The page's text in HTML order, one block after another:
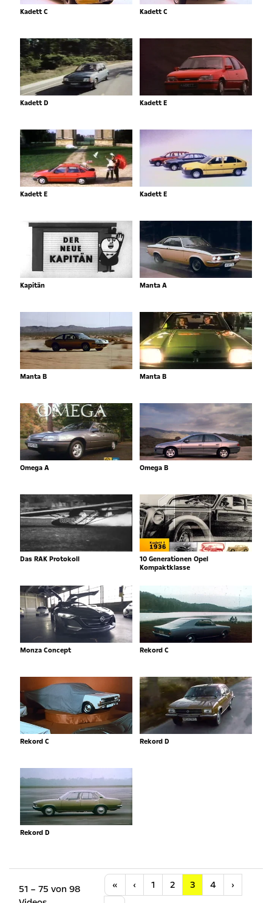
Kadett C Kadett C
Kadett D Kadett E
Kadett E Kadett E
Kapitän Manta A
Manta B Manta B
Omega A Omega B
Das RAK Protokoll
10 Generationen Opel
Kompaktklasse
Monza Concept Rekord C
Rekord C Rekord D
Rekord D
51 – 75 von 98
« Anfang
‹ Vorherige
1 2 3 4 ›Nächste